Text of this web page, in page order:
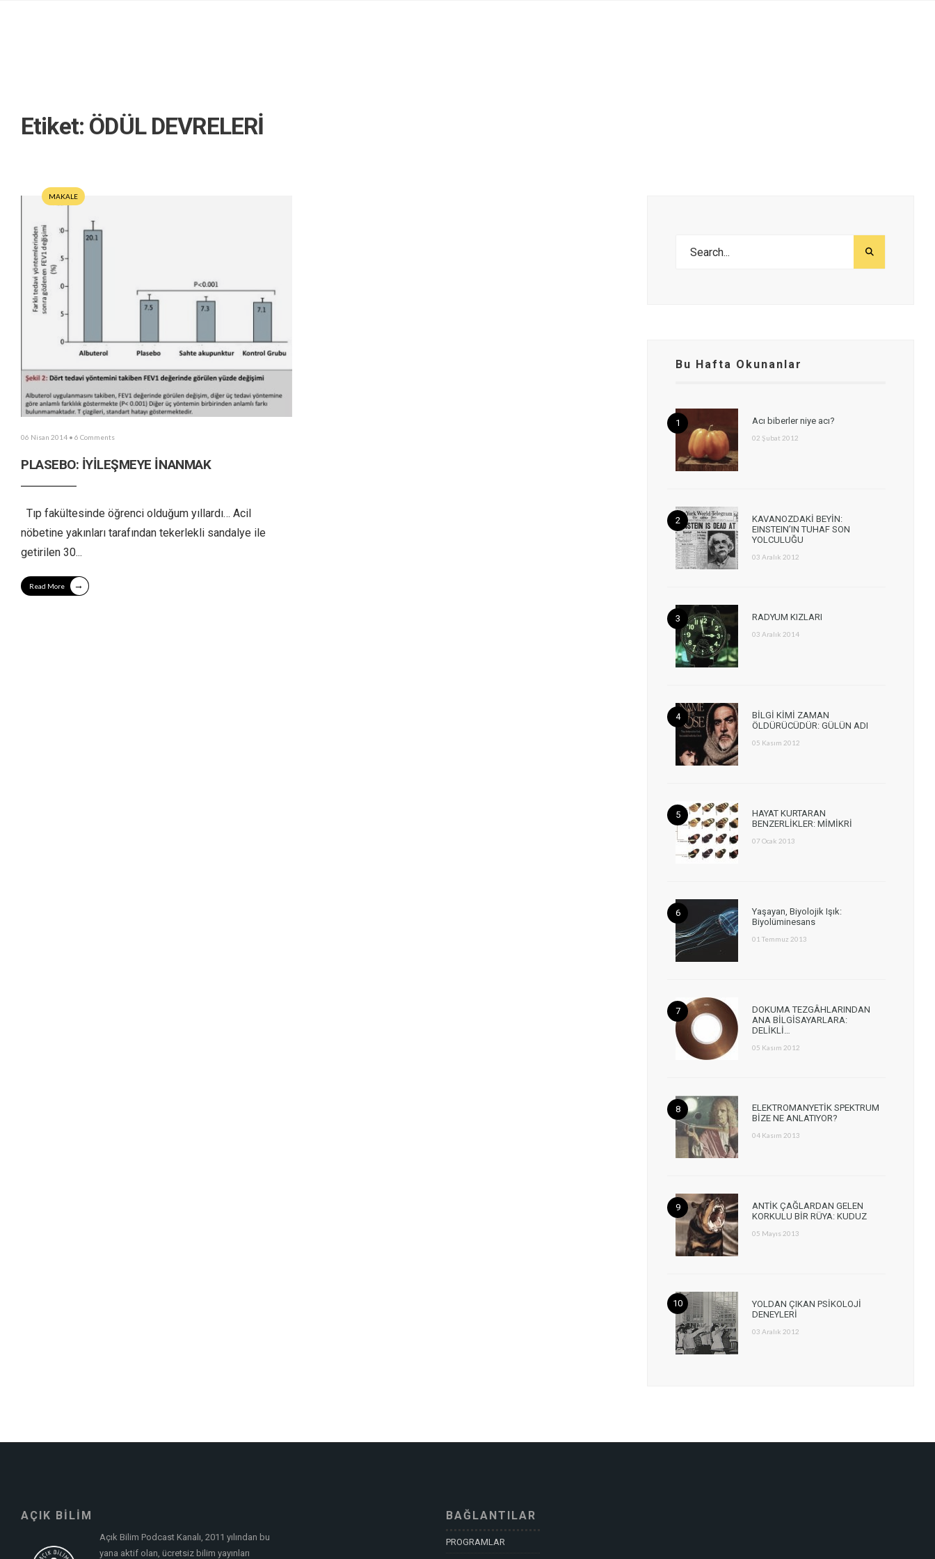
Etiket: ÖDÜL DEVRELERİ
MAKALE
06 Nisan 2014 • 6 Comments
PLASEBO: İYİLEŞMEYE İNANMAK
Tıp fakültesinde öğrenci olduğum yıllardı… Acil
nöbetine yakınları tarafından tekerlekli sandalye ile
getirilen 30...
Read More →
Bu Hafta Okunanlar
Acı biberler niye acı?
02 Şubat 2012
KAVANOZDAKİ BEYİN:
EINSTEIN’IN TUHAF SON
YOLCULUĞU
03 Aralık 2012
RADYUM KIZLARI
03 Aralık 2014
BİLGİ KİMİ ZAMAN
ÖLDÜRÜCÜDÜR: GÜLÜN ADI
05 Kasım 2012
HAYAT KURTARAN
BENZERLİKLER: MİMİKRİ
07 Ocak 2013
Yaşayan, Biyolojik Işık:
Biyolüminesans
01 Temmuz 2013
DOKUMA TEZGÂHLARINDAN
ANA BİLGİSAYARLARA:
DELİKLİ…
05 Kasım 2012
ELEKTROMANYETİK SPEKTRUM
BİZE NE ANLATIYOR?
04 Kasım 2013
ANTİK ÇAĞLARDAN GELEN
KORKULU BİR RÜYA: KUDUZ
05 Mayıs 2013
YOLDAN ÇIKAN PSİKOLOJİ
DENEYLERİ
03 Aralık 2012
AÇIK BİLİM
Açık Bilim Podcast Kanalı, 2011 yılından bu
yana aktif olan, ücretsiz bilim yayınları
BAĞLANTILAR
PROGRAMLAR